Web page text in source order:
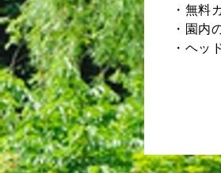
・無料
・園内
・ヘッ